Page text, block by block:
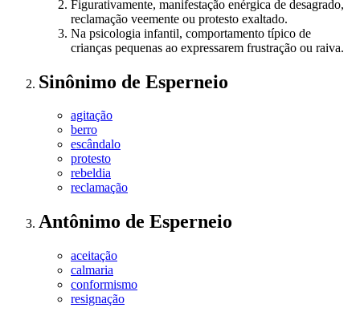
Figurativamente, manifestação enérgica de desagrado,
reclamação veemente ou protesto exaltado.
Na psicologia infantil, comportamento típico de
crianças pequenas ao expressarem frustração ou raiva.
Sinônimo de Esperneio
agitação
berro
escândalo
protesto
rebeldia
reclamação
Antônimo de Esperneio
aceitação
calmaria
conformismo
resignação